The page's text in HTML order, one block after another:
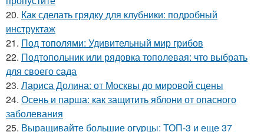
20. Как сделать грядку для клубники: подробный
инструктаж
21. Под тополями: Удивительный мир грибов
22. Подтопольник или рядовка тополевая: что выбрать
для своего сада
23. Лариса Долина: от Москвы до мировой сцены
24. Осень и парша: как защитить яблони от опасного
заболевания
25. Выращивайте большие огурцы: ТОП-3 и еще 37